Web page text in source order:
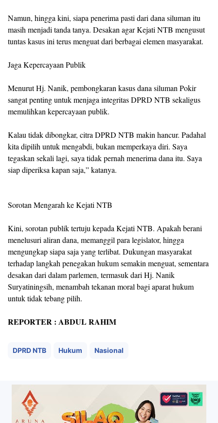
Namun, hingga kini, siapa penerima pasti dari dana siluman itu
masih menjadi tanda tanya. Desakan agar Kejati NTB mengusut
tuntas kasus ini terus menguat dari berbagai elemen masyarakat.
Jaga Kepercayaan Publik
Menurut Hj. Nanik, pembongkaran kasus dana siluman Pokir
sangat penting untuk menjaga integritas DPRD NTB sekaligus
memulihkan kepercayaan publik.
Kalau tidak dibongkar, citra DPRD NTB makin hancur. Padahal
kita dipilih untuk mengabdi, bukan memperkaya diri. Saya
tegaskan sekali lagi, saya tidak pernah menerima dana itu. Saya
siap diperiksa kapan saja,” katanya.
Sorotan Mengarah ke Kejati NTB
Kini, sorotan publik tertuju kepada Kejati NTB. Apakah berani
menelusuri aliran dana, memanggil para legislator, hingga
mengungkap siapa saja yang terlibat. Dukungan masyarakat
terhadap langkah penegakan hukum semakin menguat, sementara
desakan dari dalam parlemen, termasuk dari Hj. Nanik
Suryatiningsih, menambah tekanan moral bagi aparat hukum
untuk tidak tebang pilih.
REPORTER : ABDUL RAHIM
DPRD NTB Hukum Nasional